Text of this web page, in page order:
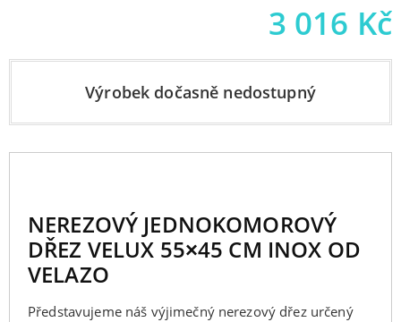
3 016 Kč
Výrobek dočasně nedostupný
NEREZOVÝ JEDNOKOMOROVÝ
DŘEZ VELUX 55×45 CM INOX OD
VELAZO
Představujeme náš výjimečný nerezový dřez určený